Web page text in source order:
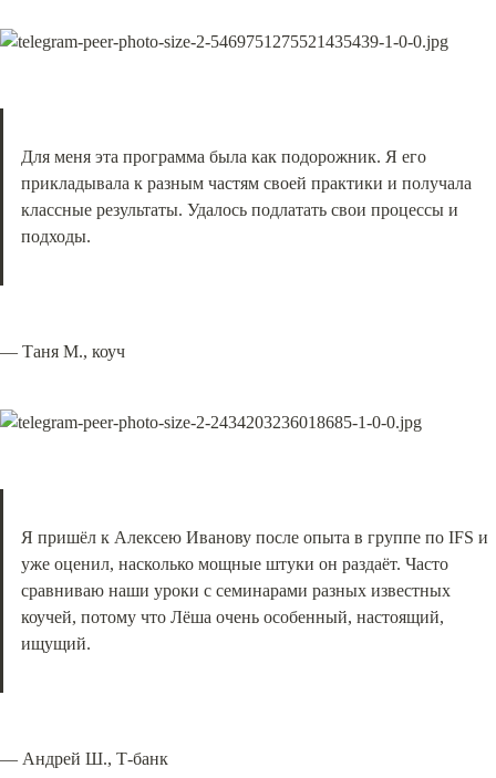
Для меня эта программа была как подорожник. Я его
прикладывала к разным частям своей практики и получала
классные результаты. Удалось подлатать свои процессы и
подходы.
— Таня М., коуч
Я пришёл к Алексею Иванову после опыта в группе по IFS и
уже оценил, насколько мощные штуки он раздаёт. Часто
сравниваю наши уроки с семинарами разных известных
коучей, потому что Лёша очень особенный, настоящий,
ищущий.
— Андрей Ш., Т-банк